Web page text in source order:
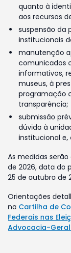
quanto à
aos recursos
suspensão da
institucionais
manutenção
comunicados
informativos,
museus, à
programação
transparência;
submissão
dúvida à
institucional e,
As medidas
de 2026, data do
25 de outubro de
Orientações
na Cartilha de
Federais nas
Advocacia-